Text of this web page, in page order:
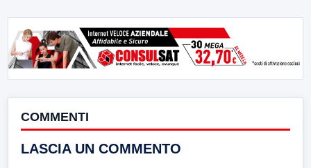
COMMENTI
LASCIA UN COMMENTO